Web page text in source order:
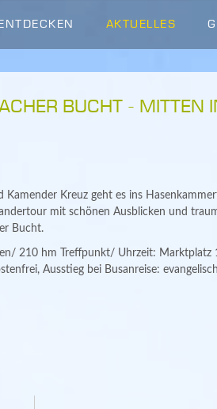
AKTUELLES
BUCHT - MITTEN
Kreuz geht es ins
mit schönen Ausblicken und
Bucht.
210 hm Treffpunkt/ Uhrzeit: Marktplatz
Ausstieg bei Busanreise: